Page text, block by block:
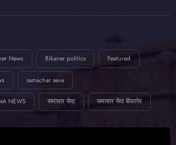
News Bikaner politics Featured
samachar seva
NEWS समाचार सेवा समाचार सेवा बीकानेर